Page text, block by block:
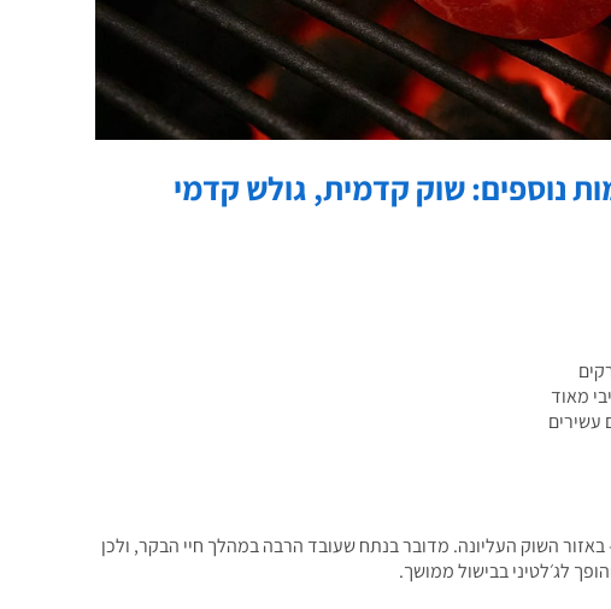
מאוד
עשירים
השוק העליונה. מדובר בנתח שעובד הרבה במהלך חיי הבקר, ולכן
לג׳לטיני בבישול ממושך.